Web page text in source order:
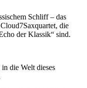
Schliff – das
die
der Klassik“ sind.
die Welt dieses